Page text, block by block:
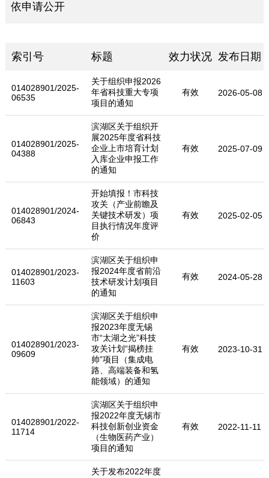
依申请公开
索引号 标题 效力状况 发布日期
014028901/2025-
06535
关于组织申报2026
年省科技重大专项
项目的通知
有效 2026-05-08
014028901/2025-
04388
滨湖区关于组织开
展2025年度省科技
企业上市培育计划
入库企业申报工作
的通知
有效 2025-07-09
014028901/2024-
06843
开始填报！市科技
攻关（产业前瞻及
关键技术研发）项
目执行情况年度评
价
有效 2025-02-05
014028901/2023-
11603
滨湖区关于组织申
报2024年度省前沿
技术研发计划项目
的通知
有效 2024-05-28
014028901/2023-
09609
滨湖区关于组织申
报2023年度无锡
市“太湖之光”科技
攻关计划“揭榜挂
帅”项目（集成电
路、高端装备和氢
能领域）的通知
有效 2023-10-31
014028901/2022-
11714
滨湖区关于组织申
报2022年度无锡市
科技创新创业资金
（生物医药产业）
项目的通知
有效 2022-11-11
关于发布2022年度